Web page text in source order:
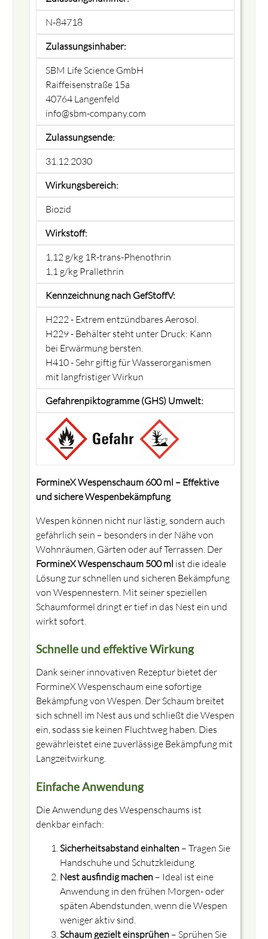
N-84718
Zulassungsinhaber:
SBM Life Science GmbH
Raiffeisenstraße 15a
40764 Langenfeld
info@sbm-company.com
Zulassungsende:
31.12.2030
Wirkungsbereich:
Biozid
Wirkstoff:
1,12 g/kg 1R-trans-Phenothrin
1,1 g/kg Prallethrin
Kennzeichnung nach GefStoffV:
H222 - Extrem entzündbares Aerosol.
H229 - Behälter steht unter Druck: Kann
bei Erwärmung bersten.
H410 - Sehr giftig für Wasserorganismen
mit langfristiger Wirkun
Gefahrenpiktogramme (GHS) Umwelt:
FormineX Wespenschaum 600 ml – Effektive
und sichere Wespenbekämpfung
Wespen können nicht nur lästig, sondern auch
gefährlich sein – besonders in der Nähe von
Wohnräumen, Gärten oder auf Terrassen. Der
FormineX Wespenschaum 500 ml ist die ideale
Lösung zur schnellen und sicheren Bekämpfung
von Wespennestern. Mit seiner speziellen
Schaumformel dringt er tief in das Nest ein und
wirkt sofort.
Schnelle und effektive Wirkung
Dank seiner innovativen Rezeptur bietet der
FormineX Wespenschaum eine sofortige
Bekämpfung von Wespen. Der Schaum breitet
sich schnell im Nest aus und schließt die Wespen
ein, sodass sie keinen Fluchtweg haben. Dies
gewährleistet eine zuverlässige Bekämpfung mit
Langzeitwirkung.
Einfache Anwendung
Die Anwendung des Wespenschaums ist
denkbar einfach:
Sicherheitsabstand einhalten– Tragen Sie
Handschuhe und Schutzkleidung.
Nest ausfindig machen– Ideal ist eine
Anwendung in den frühen Morgen- oder
späten Abendstunden, wenn die Wespen
weniger aktiv sind.
Schaum gezielt einsprühen– Sprühen Sie